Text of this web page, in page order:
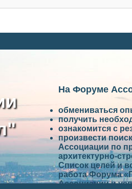
На Форуме
обмениваться
получить
ознакомится с
произвести
Ассоциации по
архитектурно-
Список целей и
работа Форума
Ассоциации и